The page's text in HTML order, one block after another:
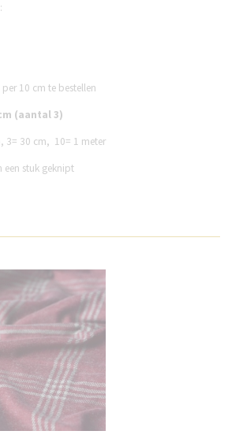
10 cm te bestellen
(aantal 3)
3= 30 cm, 10= 1 meter
stuk geknipt